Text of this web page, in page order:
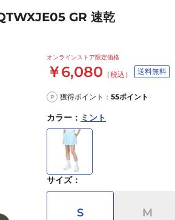
GR 速乾
オンラインストア限定価格
￥6,080 （税込） 送料無料
P 獲得ポイント： 55ポイント
カラー ： ミント
サイズ：
S M